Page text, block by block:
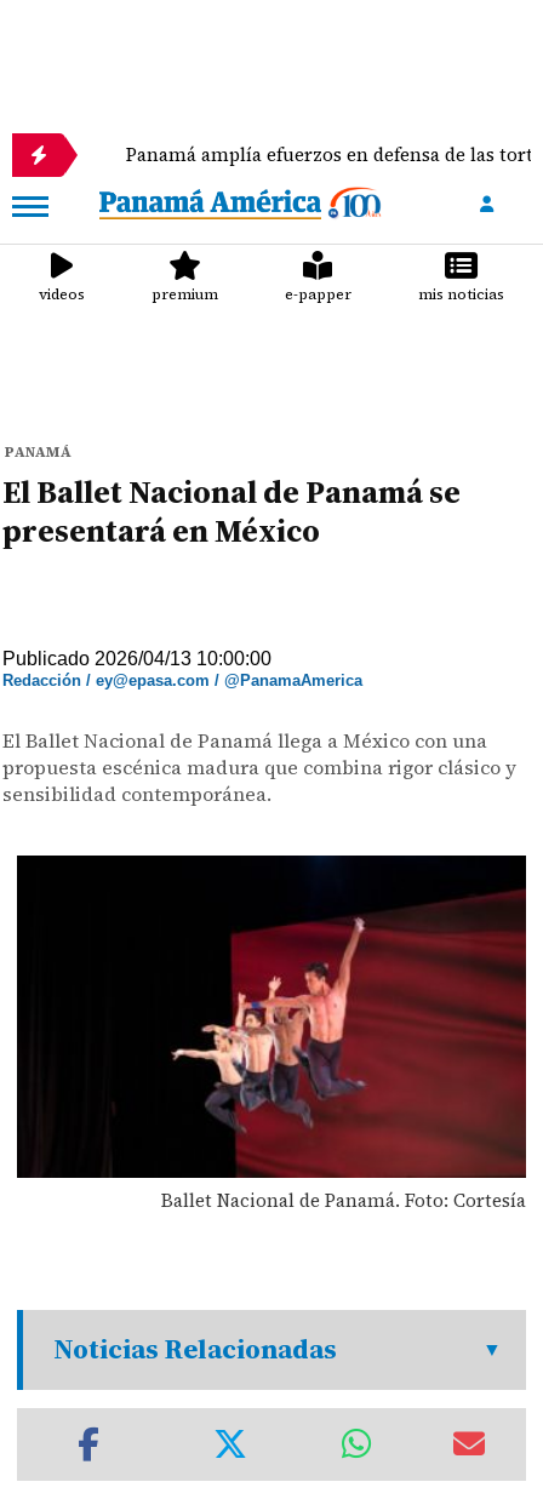
Panamá amplía efuerzos en defensa de las tortugas
videos premium e-papper mis noticias
PANAMÁ
El Ballet Nacional de Panamá se
presentará en México
Publicado 2026/04/13 10:00:00
Redacción / ey@epasa.com / @PanamaAmerica
El Ballet Nacional de Panamá llega a México con una
propuesta escénica madura que combina rigor clásico y
sensibilidad contemporánea.
Ballet Nacional de Panamá. Foto: Cortesía
Noticias Relacionadas